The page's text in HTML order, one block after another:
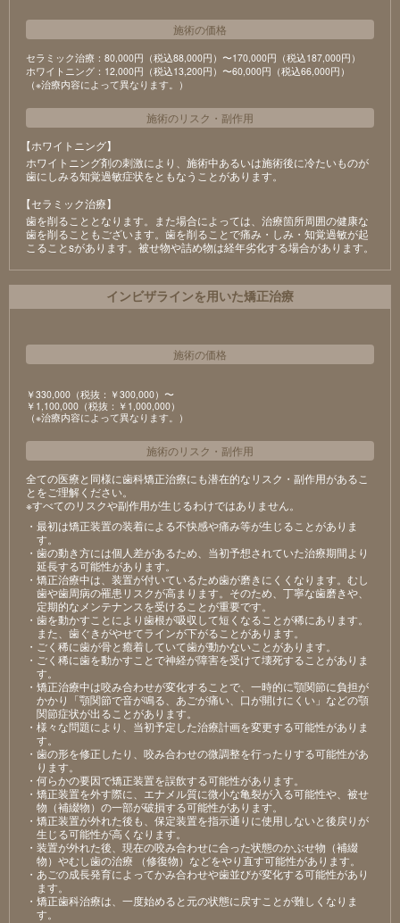
施術の価格
セラミック治療：80,000円（税込88,000円）〜170,000円（税込187,000円）
ホワイトニング：12,000円（税込13,200円）〜60,000円（税込66,000円）
（※治療内容によって異なります。）
施術のリスク ・ 副作用
【ホワイトニング】
ホワイトニング剤の刺激により、施術中あるいは施術後に冷たいものが
⻭にしみる知覚過敏症状をともなうことがあります。
【セラミック治療】
⻭を削ることとなります。また場合によっては、治療箇所周囲の健康な
⻭を削ることもございます。⻭を削ることで痛み・しみ・知覚過敏が起
こることsがあります。被せ物や詰め物は経年劣化する場合があります。
インビザラインを用いた矯正治療
施術の価格
￥330,000（税抜：￥300,000）〜
￥1,100,000（税抜：￥1,000,000）
（※治療内容によって異なります。）
施術のリスク ・ 副作用
全ての医療と同様に歯科矯正治療にも潜在的なリスク・副作用があるこ
とをご理解ください。
※すべてのリスクや副作用が生じるわけではありません。
・最初は矯正装置の装着による不快感や痛み等が生じることがありま
す。
・歯の動き方には個人差があるため、当初予想されていた治療期間より
延長する可能性があります。
・矯正治療中は、装置が付いているため歯が磨きにくくなります。むし
歯や歯周病の罹患リスクが高まります。そのため、丁寧な歯磨きや、
定期的なメンテナンスを受けることが重要です。
・歯を動かすことにより歯根が吸収して短くなることが稀にあります。
また、歯ぐきがやせてラインが下がることがあります。
・ごく稀に歯が骨と癒着していて歯が動かないことがあります。
・ごく稀に歯を動かすことで神経が障害を受けて壊死することがありま
す。
・矯正治療中は咬み合わせが変化することで、一時的に顎関節に負担が
かかり「顎関節で音が鳴る、あごが痛い、口が開けにくい」などの顎
関節症状が出ることがあります。
・様々な問題により、当初予定した治療計画を変更する可能性がありま
す。
・歯の形を修正したり、咬み合わせの微調整を行ったりする可能性があ
ります。
・何らかの要因で矯正装置を誤飲する可能性があります。
・矯正装置を外す際に、エナメル質に微小な亀裂が入る可能性や、被せ
物（補綴物）の一部が破損する可能性があります。
・矯正装置が外れた後も、保定装置を指示通りに使用しないと後戻りが
生じる可能性が高くなります。
・装置が外れた後、現在の咬み合わせに合った状態のかぶせ物（補綴
物）やむし歯の治療 （修復物）などをやり直す可能性があります。
・あごの成長発育によってかみ合わせや歯並びが変化する可能性があり
ます。
・矯正歯科治療は、一度始めると元の状態に戻すことが難しくなりま
す。